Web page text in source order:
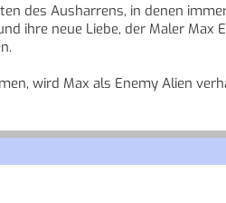
des Ausharrens, in denen
ihre neue Liebe, der Maler
wird Max als Enemy Alien
wird; zugleich beginnt sie an
und vor den